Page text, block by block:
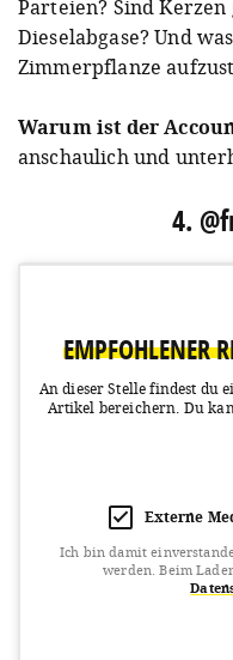
Parteien? Sind
Dieselabgase? Und
Zimmerpflanze
Warum ist der
anschaulich und
4.
EMPFOHLENER
An dieser Stelle findest du
Artikel bereichern. Du
Externe
Ich bin damit
werden. Beim